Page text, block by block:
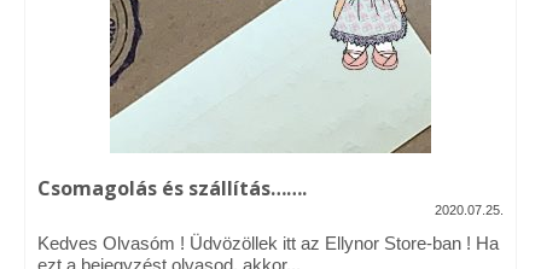
Vásárok, ahol velem is találkozhattál…
Alapanyagok, kellékek
Ellynor története
Adatkezelési tájékoztató
Csomagolás és szállítás…….
2020.07.25.
Kedves Olvasóm ! Üdvözöllek itt az Ellynor Store-ban ! Ha
ezt a bejegyzést olvasod, akkor...